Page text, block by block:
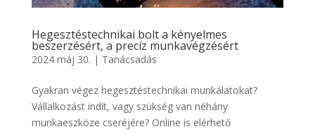
Hegesztéstechnikai bolt a kényelmes
beszerzésért, a precíz munkavégzésért
2024 máj 30. | Tanácsadás
Gyakran végez hegesztéstechnikai munkálatokat?
Vállalkozást indít, vagy szükség van néhány
munkaeszköze cseréjére? Online is elérhető